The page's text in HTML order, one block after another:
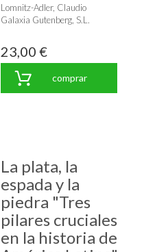
Lomnitz-Adler, Claudio
Galaxia Gutenberg, S.L.
23,00 €
comprar
La plata, la
espada y la
piedra "Tres
pilares cruciales
en la historia de